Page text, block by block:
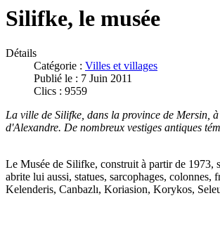
Silifke, le musée
Détails
Catégorie : Villes et villages
Publié le : 7 Juin 2011
Clics : 9559
La ville de Silifke, dans la province de Mersin,
d'Alexandre. De nombreux vestiges antiques
Le Musée de Silifke, construit à partir de 1973,
abrite lui aussi, statues, sarcophages,
Kelenderis, Canbazlı, Koriasion, Korykos,